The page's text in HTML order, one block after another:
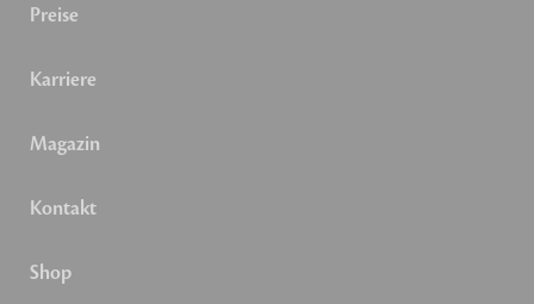
Preise
Karriere
Magazin
Kontakt
Shop